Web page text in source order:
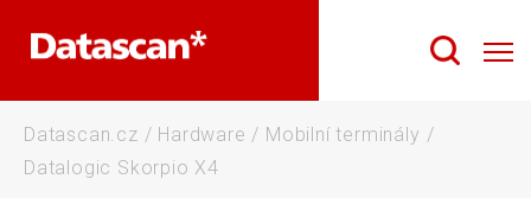
Datascan.cz / Hardware / Mobilní terminály /
Datalogic Skorpio X4